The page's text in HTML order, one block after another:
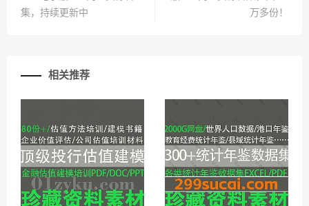
集，持续更新中
万多份！
相关推荐